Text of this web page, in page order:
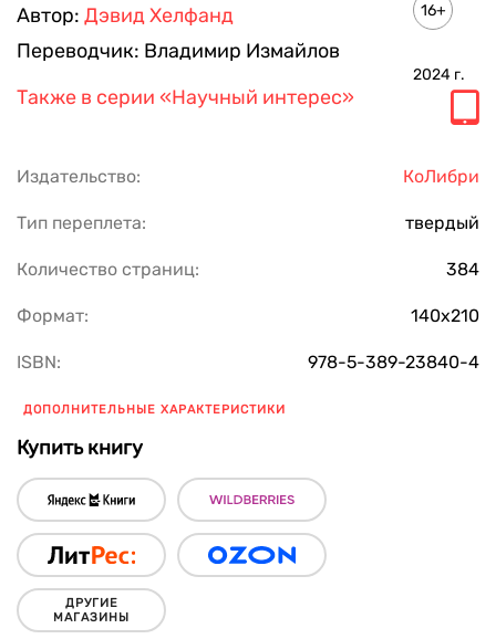
Автор: Дэвид Хелфанд
Переводчик: Владимир Измайлов
16+
2024 г.
Также в серии «Научный интерес»
Издательство: КоЛибри
Тип переплета: твердый
Количество страниц: 384
Формат: 140х210
ISBN: 978-5-389-23840-4
ДОПОЛНИТЕЛЬНЫЕ ХАРАКТЕРИСТИКИ
Купить книгу
ДРУГИЕ
МАГАЗИНЫ